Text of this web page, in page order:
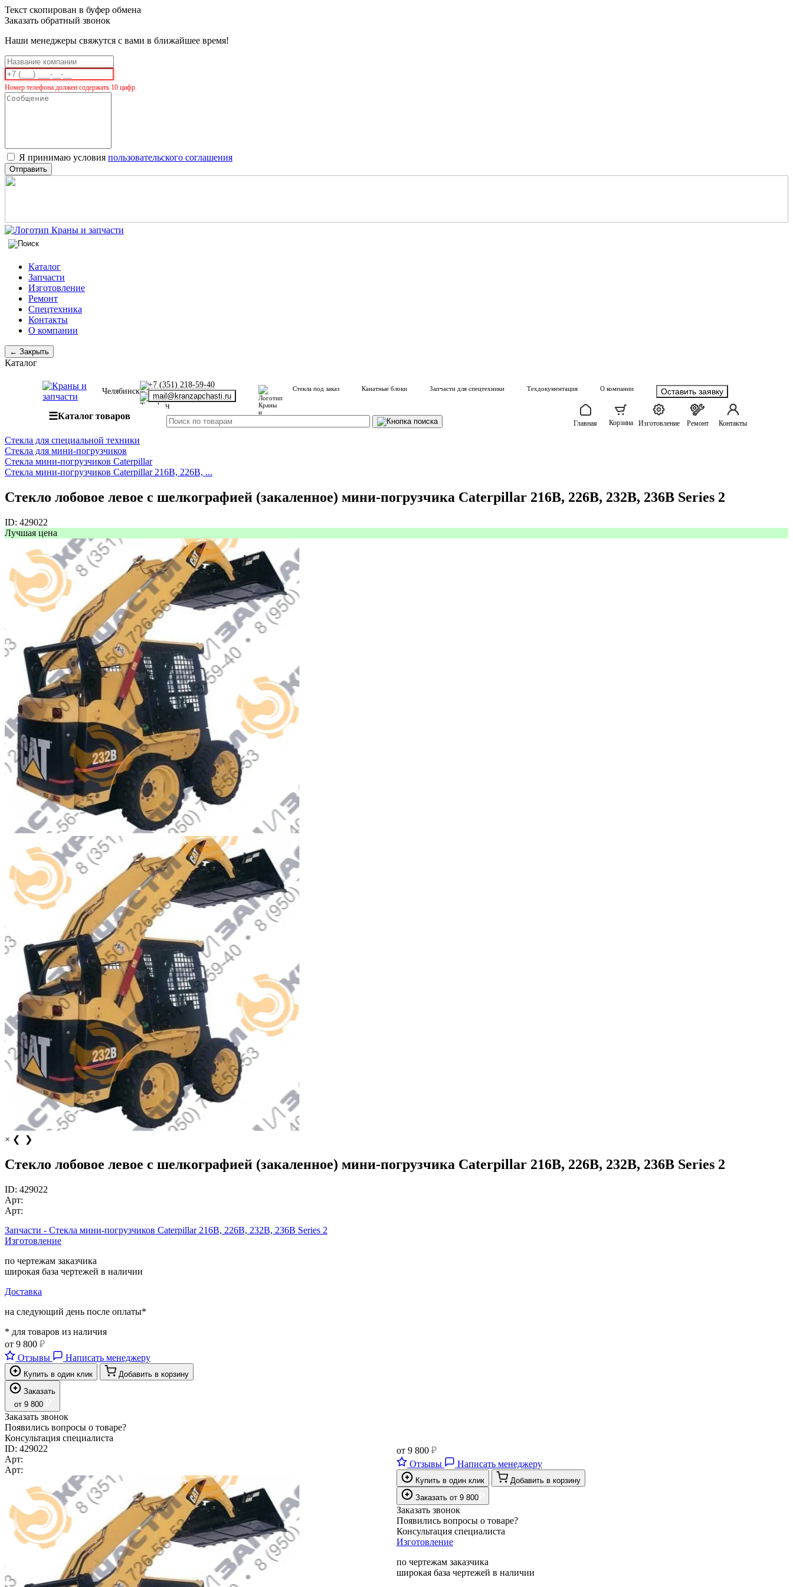
Текст скопирован в буфер обмена
Заказать обратный звонок
Наши менеджеры свяжутся с вами в ближайшее время!
Номер телефона должен содержать 10 цифр.
Я принимаю условия пользовательского соглашения
Отправить
Каталог
Запчасти
Изготовление
Ремонт
Спецтехника
Контакты
О компании
← Закрыть
Каталог
Челябинск
+7 (351) 218-59-40
mail@kranzapchasti.ru
Стекла под заказ Канатные блоки Запчасти для спецтехники Техдокументация О компании Оставить заявку
☰Каталог товаров
Главная Корзина Изготовление Ремонт Контакты
Стекла для специальной техники
Стекла для мини-погрузчиков
Стекла мини-погрузчиков Caterpillar
Стекла мини-погрузчиков Caterpillar 216B, 226B, ...
Стекло лобовое левое с шелкографией (закаленное) мини-погрузчика Caterpillar 216B, 226B, 232B, 236B Series 2
ID: 429022
Лучшая цена
× ❮ ❯
Стекло лобовое левое с шелкографией (закаленное) мини-погрузчика Caterpillar 216B, 226B, 232B, 236B Series 2
ID: 429022
Арт:
Арт:
Запчасти - Стекла мини-погрузчиков Caterpillar 216B, 226B, 232B, 236B Series 2
Изготовление
по чертежам заказчика
широкая база чертежей в наличии
Доставка
на следующий день после оплаты*
* для товаров из наличия
от 9 800 ₽
Отзывы
Написать менеджеру
Купить в один клик
Добавить в корзину
Заказать
от 9 800
Заказать звонок
Появились вопросы о товаре?
Консультация специалиста
ID: 429022
Арт:
Арт:
от 9 800 ₽
Отзывы
Написать менеджеру
Купить в один клик
Добавить в корзину
Заказать от 9 800
Заказать звонок
Появились вопросы о товаре?
Консультация специалиста
Изготовление
по чертежам заказчика
широкая база чертежей в наличии